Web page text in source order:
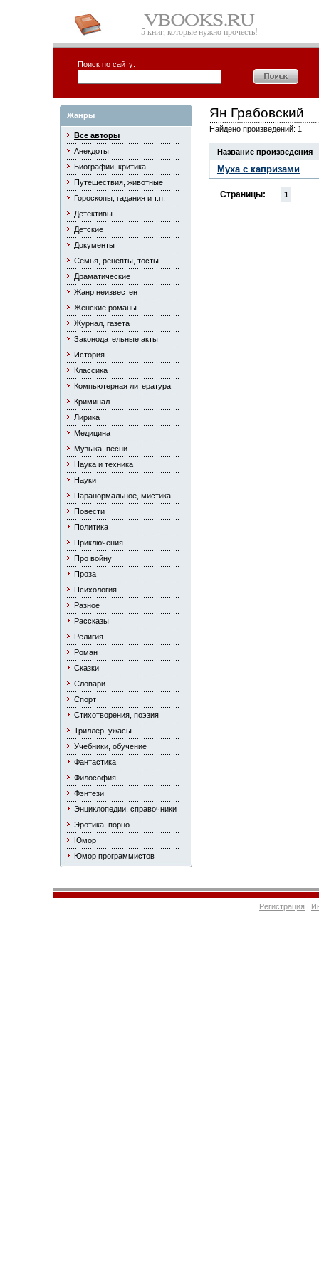
5 книг, которые нужно прочесть!
Поиск по сайту:
Жанры
Все авторы
Анекдоты
Биографии, критика
Путешествия, животные
Гороскопы, гадания и т.п.
Детективы
Детские
Документы
Семья, рецепты, тосты
Драматические
Жанр неизвестен
Женские романы
Журнал, газета
Законодательные акты
История
Классика
Компьютерная литература
Криминал
Лирика
Медицина
Музыка, песни
Наука и техника
Науки
Паранормальное, мистика
Повести
Политика
Приключения
Про войну
Проза
Психология
Разное
Рассказы
Религия
Роман
Сказки
Словари
Спорт
Стихотворения, поэзия
Триллер, ужасы
Учебники, обучение
Фантастика
Философия
Фэнтези
Энциклопедии, справочники
Эротика, порно
Юмор
Юмор программистов
Ян Грабовский
Найдено произведений: 1
Название произведения
Муха с капризами
Страницы: 1
Регистрация |